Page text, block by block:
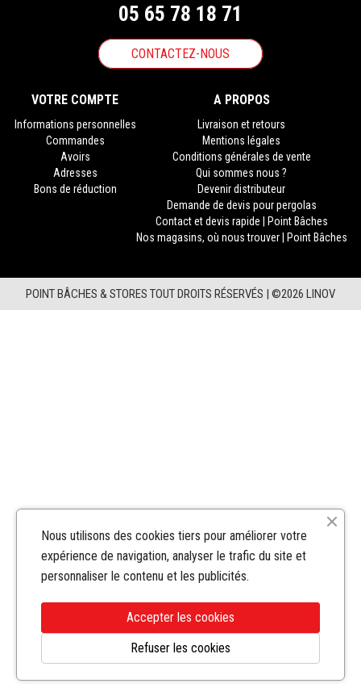
05 65 78 18 71
CONTACTEZ-NOUS
VOTRE COMPTE
Informations personnelles
Commandes
Avoirs
Adresses
Bons de réduction
A PROPOS
Livraison et retours
Mentions légales
Conditions générales de vente
Qui sommes nous ?
Devenir distributeur
Demande de devis pour pergolas
Contact et devis rapide | Point Bâches
Nos magasins, où nous trouver | Point Bâches
POINT BÂCHES & STORES TOUT DROITS RÉSERVÉS | ©2026 LINOV
Nous utilisons des cookies tiers pour améliorer votre
expérience de navigation, analyser le trafic du site et
personnaliser le contenu et les publicités.
Accepter les cookies
Refuser les cookies